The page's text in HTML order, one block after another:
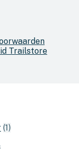
Trailstore
(1)